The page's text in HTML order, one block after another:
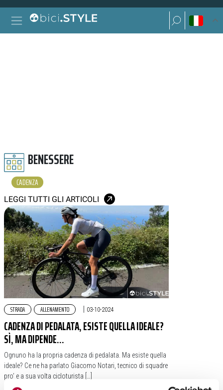
Vai al contenuto
Navigazione principale
Ricerca per:
Ricerca per:
BENESSERE
CADENZA
LEGGI TUTTI GLI ARTICOLI
STRADA ALLENAMENTO | 03-10-2024
CADENZA DI PEDALATA, ESISTE QUELLA IDEALE?
SÌ, MA DIPENDE…
Ognuno ha la propria cadenza di pedalata. Ma esiste quella
ideale? Ce ne ha parlato Giacomo Notari, tecnico di squadre
pro’ e a sua volta cicloturista […]